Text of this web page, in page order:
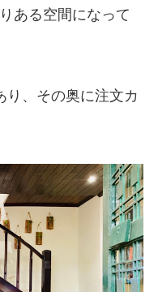
ある空間になって
り、その奥に注文カ